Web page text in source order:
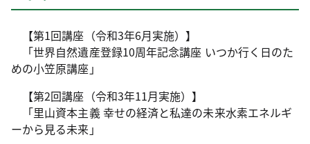
【第1回講座（令和3年6月実施）】
「世界自然遺産登録10周年記念講座 いつか行く日のた
めの小笠原講座」
【第2回講座（令和3年11月実施）】
「里山資本主義 幸せの経済と私達の未来水素エネルギ
ーから見る未来」